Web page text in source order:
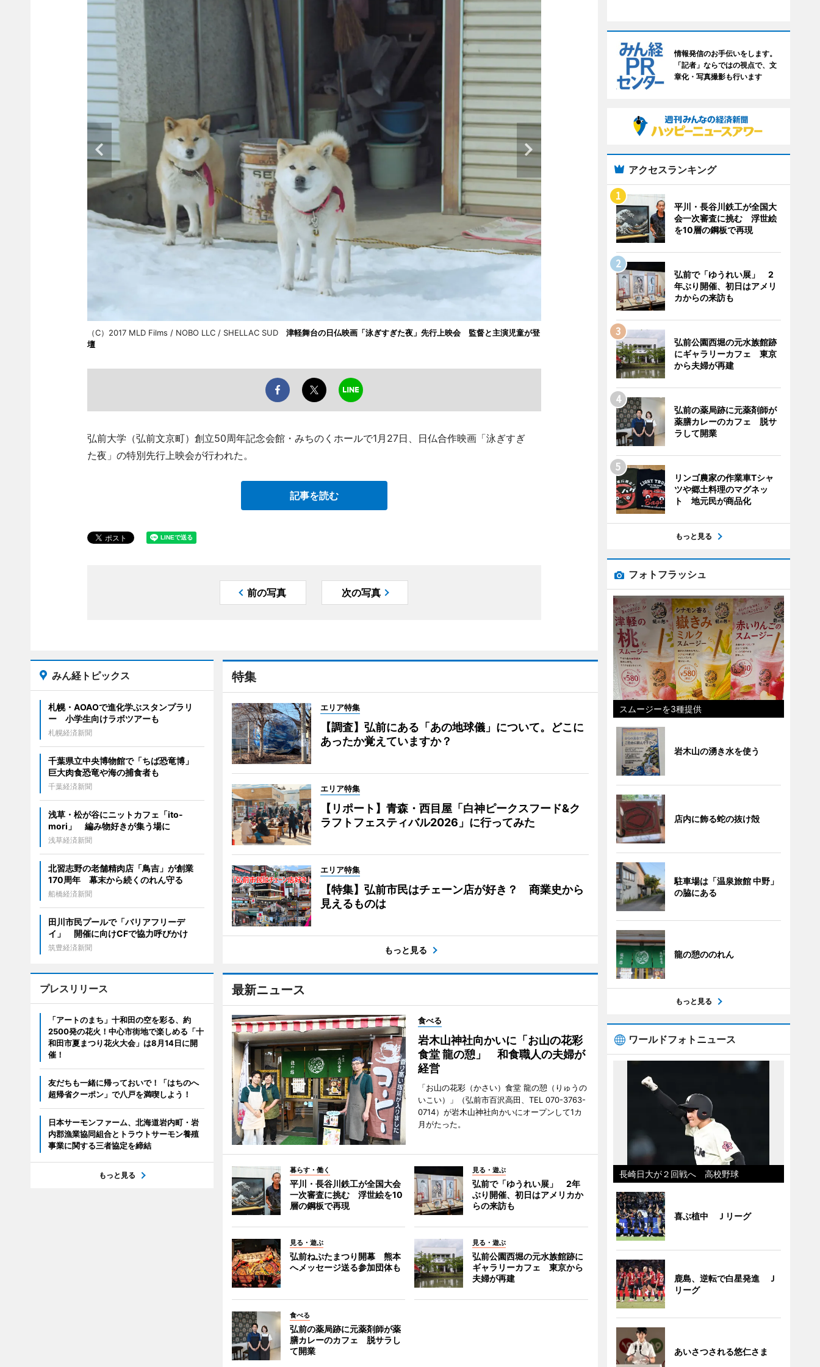
（C）2017 MLD Films / NOBO LLC / SHELLAC SUD 津軽舞台の日仏映画「泳ぎすぎた夜」先行上映会 監督と主演児童が登
壇
弘前大学（弘前文京町）創立50周年記念会館・みちのくホールで1月27日、日仏合作映画「泳ぎすぎ
た夜」の特別先行上映会が行われた。
記事を読む
前の写真 次の写真
特集
エリア特集
【調査】弘前にある「あの地球儀」について。どこに
あったか覚えていますか？
エリア特集
【リポート】青森・西目屋「白神ピークスフード&ク
ラフトフェスティバル2026」に行ってみた
エリア特集
【特集】弘前市民はチェーン店が好き？ 商業史から
見えるものは
もっと見る
最新ニュース
食べる
岩木山神社向かいに「お山の花彩
食堂 龍の憩」 和食職人の夫婦が
経営
「お山の花彩（かさい）食堂 龍の憩（りゅうの
いこい）」（弘前市百沢高田、TEL 070-3763-
0714）が岩木山神社向かいにオープンして1カ
月がたった。
暮らす・働く
平川・長谷川鉄工が全国大会
一次審査に挑む 浮世絵を10
層の鋼板で再現
見る・遊ぶ
弘前で「ゆうれい展」 2年
ぶり開催、初日はアメリカか
らの来訪も
見る・遊ぶ
弘前ねぷたまつり開幕 熊本
へメッセージ送る参加団体も
見る・遊ぶ
弘前公園西堀の元水族館跡に
ギャラリーカフェ 東京から
夫婦が再建
食べる
弘前の薬局跡に元薬剤師が薬
膳カレーのカフェ 脱サラし
て開業
みん経トピックス
札幌・AOAOで進化学ぶスタンプラリ
ー 小学生向けラボツアーも
札幌経済新聞
千葉県立中央博物館で「ちば恐竜博」
巨大肉食恐竜や海の捕食者も
千葉経済新聞
浅草・松が谷にニットカフェ「ito-
mori」 編み物好きが集う場に
浅草経済新聞
北習志野の老舗精肉店「鳥吉」が創業
170周年 幕末から続くのれん守る
船橋経済新聞
田川市民プールで「バリアフリーデ
イ」 開催に向けCFで協力呼びかけ
筑豊経済新聞
プレスリリース
「アートのまち」十和田の空を彩る、約
2500発の花火！中心市街地で楽しめる「十
和田市夏まつり花火大会」は8月14日に開
催！
友だちも一緒に帰っておいで！「はちのへ
超帰省クーポン」で八戸を満喫しよう！
日本サーモンファーム、北海道岩内町・岩
内郡漁業協同組合とトラウトサーモン養殖
事業に関する三者協定を締結
もっと見る
情報発信のお手伝いをします。
「記者」ならではの視点で、文
章化・写真撮影も行います
アクセスランキング
平川・長谷川鉄工が全国大
会一次審査に挑む 浮世絵
を10層の鋼板で再現
弘前で「ゆうれい展」 2
年ぶり開催、初日はアメリ
カからの来訪も
弘前公園西堀の元水族館跡
にギャラリーカフェ 東京
から夫婦が再建
弘前の薬局跡に元薬剤師が
薬膳カレーのカフェ 脱サ
ラして開業
リンゴ農家の作業車Tシャ
ツや郷土料理のマグネッ
ト 地元民が商品化
もっと見る
フォトフラッシュ
スムージーを3種提供
岩木山の湧き水を使う
店内に飾る蛇の抜け殻
駐車場は「温泉旅館 中野」
の脇にある
龍の憩ののれん
もっと見る
ワールドフォトニュース
長崎日大が２回戦へ 高校野球
喜ぶ植中 Ｊリーグ
鹿島、逆転で白星発進 Ｊ
リーグ
あいさつされる悠仁さま